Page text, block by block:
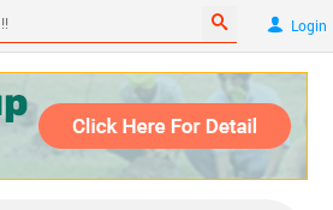
Login